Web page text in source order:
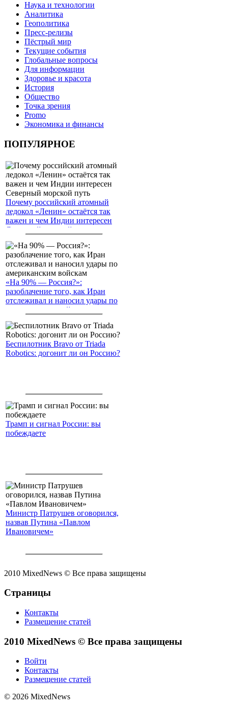
Наука и технологии
Аналитика
Геополитика
Пресс-релизы
Пёстрый мир
Текущие события
Глобальные вопросы
Для информации
Здоровье и красота
История
Общество
Точка зрения
Promo
Экономика и финансы
ПОПУЛЯРНОЕ
Почему российский атомный
ледокол «Ленин» остаётся так
важен и чем Индии интересен
Северный морской путь
«На 90% — Россия?»:
разоблачение того, как Иран
отслеживал и наносил удары по
американским войскам
Беспилотник Bravo от Triada
Robotics: догонит ли он Россию?
Трамп и сигнал России: вы
побеждаете
Министр Патрушев оговорился,
назвав Путина «Павлом
Ивановичем»
2010 MixedNews © Все права защищены
Страницы
Контакты
Размещение статей
2010 MixedNews © Все права защищены
Войти
Контакты
Размещение статей
© 2026 MixedNews